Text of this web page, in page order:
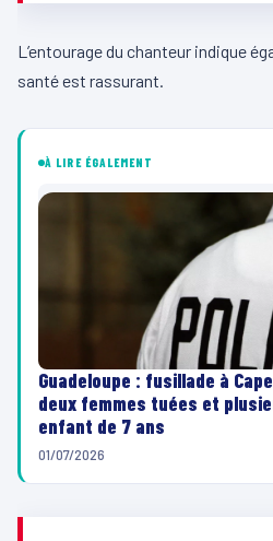
L’entourage du chanteur indique
santé est rassurant.
À LIRE ÉGALEMENT
Guadeloupe : fusillade à
deux femmes tuées et
enfant de 7 ans
01/07/2026